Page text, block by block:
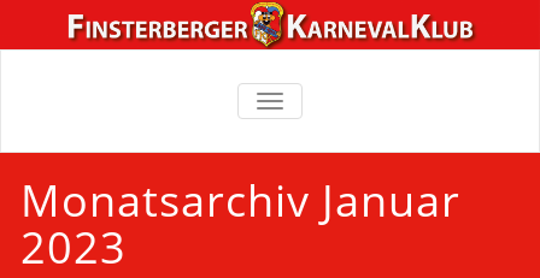
TOGGLE
NAVIGATION
Monatsarchiv Januar
2023